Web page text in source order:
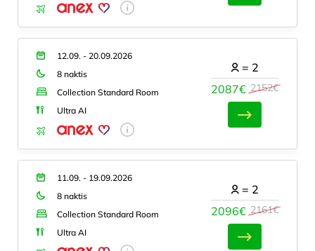
12.09. - 20.09.2026
8 naktis
Collection Standard Room
Ultra AI
2087€ 2152€
= 2
11.09. - 19.09.2026
8 naktis
Collection Standard Room
Ultra AI
2096€ 2161€
= 2